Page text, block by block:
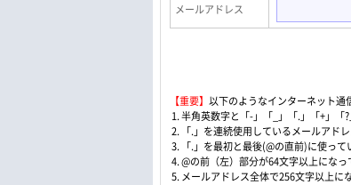
メールアドレス
【重要】 以下のようなインターネット通
1. 半角英数字と「-」「_」「.」「+」
2. 「.」を連続使用しているメールアド
3. 「.」を最初と最後(@の直前)に使って
4. @の前（左）部分が64文字以上にな
5. メールアドレス全体で256文字以上に